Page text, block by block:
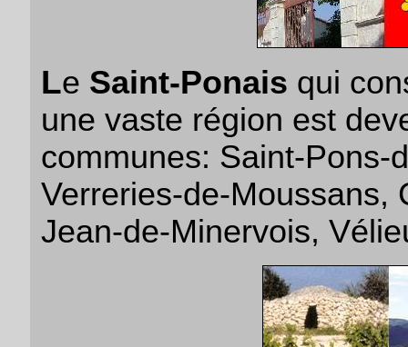
Le Saint-Ponais qui
une vaste région est
communes: Saint-Pons-
Verreries-de-Moussans,
Jean-de-Minervois,